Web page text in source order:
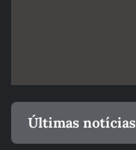
Últimas notícias